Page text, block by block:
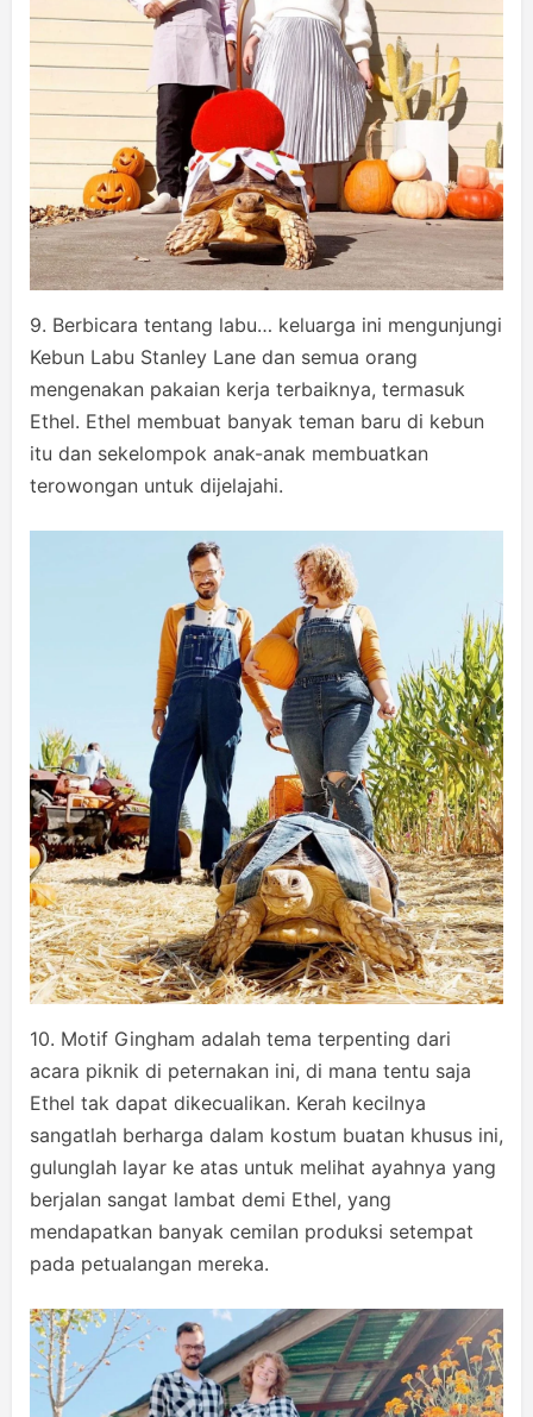
9. Berbicara tentang labu… keluarga ini mengunjungi
Kebun Labu Stanley Lane dan semua orang
mengenakan pakaian kerja terbaiknya, termasuk
Ethel. Ethel membuat banyak teman baru di kebun
itu dan sekelompok anak-anak membuatkan
terowongan untuk dijelajahi.
10. Motif Gingham adalah tema terpenting dari
acara piknik di peternakan ini, di mana tentu saja
Ethel tak dapat dikecualikan. Kerah kecilnya
sangatlah berharga dalam kostum buatan khusus ini,
gulunglah layar ke atas untuk melihat ayahnya yang
berjalan sangat lambat demi Ethel, yang
mendapatkan banyak cemilan produksi setempat
pada petualangan mereka.